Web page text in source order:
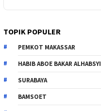
TOPIK POPULER
PEMKOT MAKASSAR
HABIB ABOE BAKAR ALHABSYI
SURABAYA
BAMSOET